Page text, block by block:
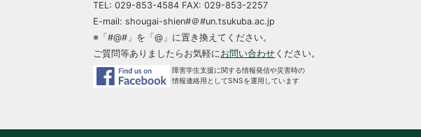
TEL: 029-853-4584 FAX: 029-853-2257
E-mail: shougai-shien#＠#un.tsukuba.ac.jp
※「#@#」を「@」に置き換えてください。
ご質問等ありましたらお気軽にお問い合わせ ください。
障害学生支援に関する情報発信や災害時の
情報連絡用としてSNSを運用しています